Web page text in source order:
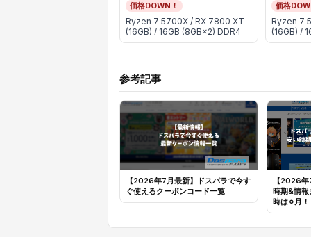
価格DOWN！
Ryzen 7 5700X / RX 7800 XT
(16GB) / 16GB (8GB×2) DDR4
価格
Ryzen 7
(16GB) /
参考記事
【2026年7月最新】ドスパラで今す
ぐ使えるクーポンコード一覧
【2026
時期&情報
時は⚪︎月！